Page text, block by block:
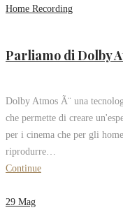
Home Recording
Parliamo di Dolby
Dolby Atmos Ã¨ una
che permette di creare
per i cinema che per gli
riprodurre…
Continue
29 Mag